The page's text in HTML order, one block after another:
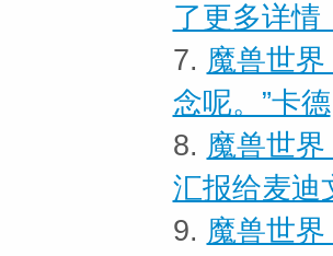
了更多详情
7. 魔兽世
念呢。”卡德
8. 魔兽世
汇报给麦迪
9. 魔兽世